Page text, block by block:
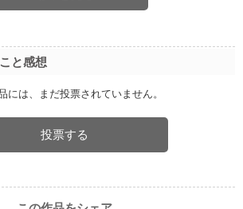
と感想
には、まだ投票されていません。
投票する